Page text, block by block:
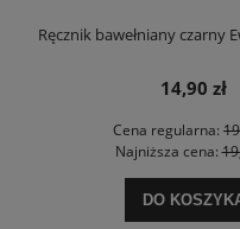
Ręcznik bawełniany czarny
14,90 zł
Cena regularna:
Najniższa cena:
DO